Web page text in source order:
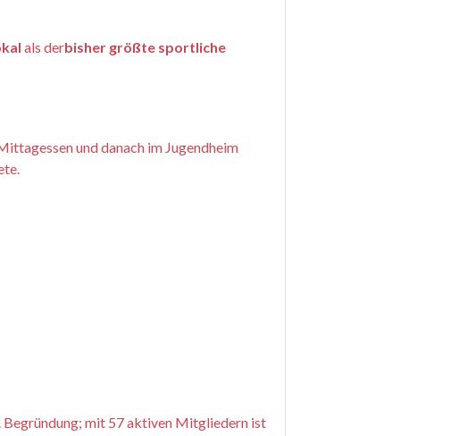
als derbisher größte sportliche
und danach im Jugendheim
. Begründung; mit 57 aktiven Mitgliedern ist